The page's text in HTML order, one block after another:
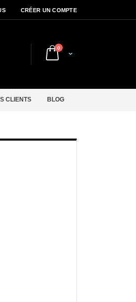
CRÉER UN COMPTE
Cart
0articles
CLIENTS BLOG